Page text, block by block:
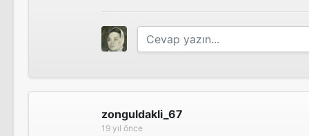
zonguldakli_67
19 yıl önce